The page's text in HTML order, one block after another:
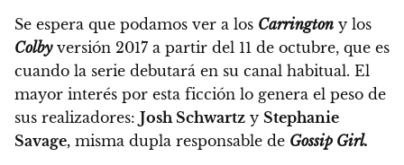
Se espera que podamos ver a los Carrington y los
Colbyversión 2017 a partir del 11 de octubre, que es
cuando la serie debutará en su canal habitual. El
mayor interés por esta ficción lo genera el peso de
sus realizadores: Josh Schwartz y Stephanie
Savage, misma dupla responsable de Gossip Girl.